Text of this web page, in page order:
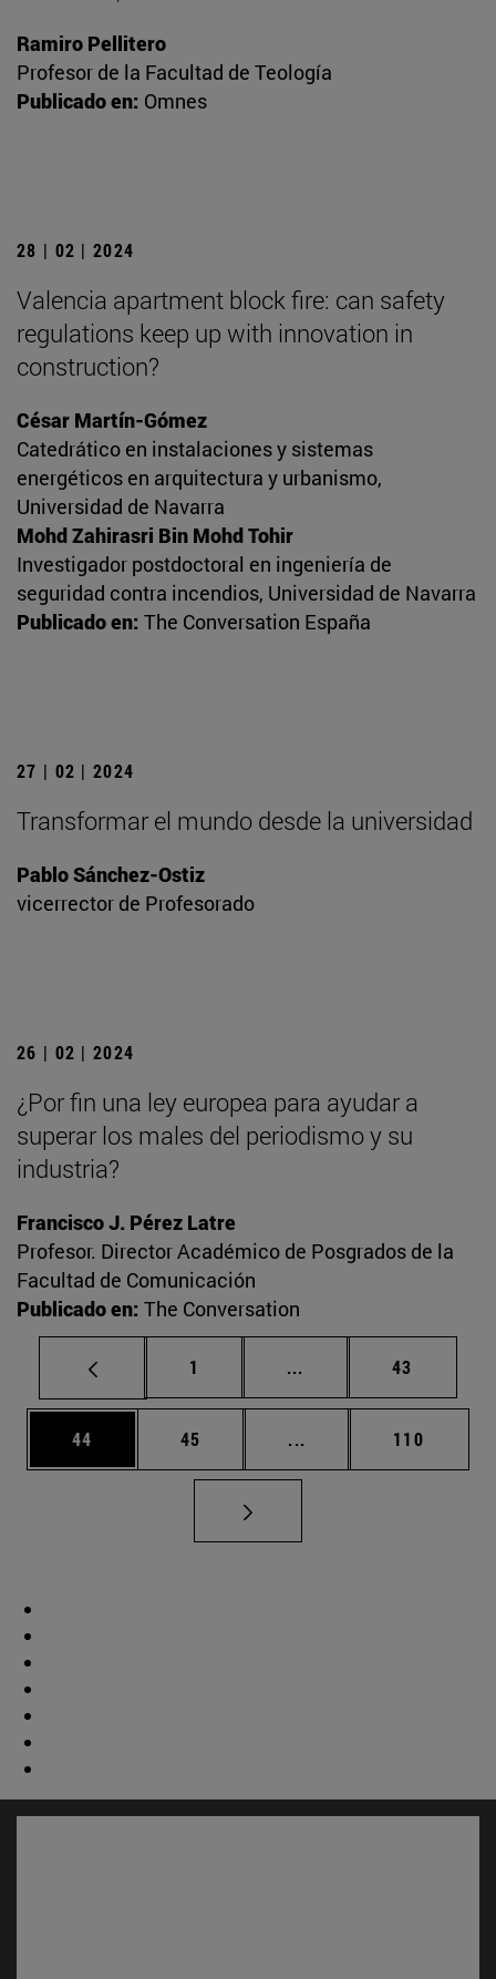
Ramiro Pellitero
Profesor de la Facultad de Teología
Publicado en: Omnes
28 | 02 | 2024
Valencia apartment block fire: can safety
regulations keep up with innovation in
construction?
César Martín-Gómez
Catedrático en instalaciones y sistemas
energéticos en arquitectura y urbanismo,
Universidad de Navarra
Mohd Zahirasri Bin Mohd Tohir
Investigador postdoctoral en ingeniería de
seguridad contra incendios, Universidad de Navarra
Publicado en: The Conversation España
27 | 02 | 2024
Transformar el mundo desde la universidad
Pablo Sánchez-Ostiz
vicerrector de Profesorado
26 | 02 | 2024
¿Por fin una ley europea para ayudar a
superar los males del periodismo y su
industria?
Francisco J. Pérez Latre
Profesor. Director Académico de Posgrados de la
Facultad de Comunicación
Publicado en: The Conversation
Página
1 ... Páginas intermedias
Página
43
Página
44 Página
45 ... Páginas intermedias
Página
110